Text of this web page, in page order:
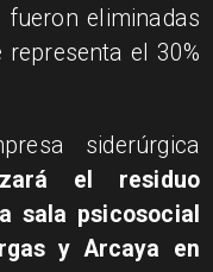
eliminadas
el 30%
siderúrgica
el residuo
sala psicosocial
y Arcaya en